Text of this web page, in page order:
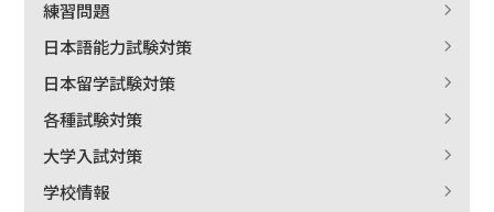
練習問題
日本語能力試験対策
日本留学試験対策
各種試験対策
大学入試対策
学校情報